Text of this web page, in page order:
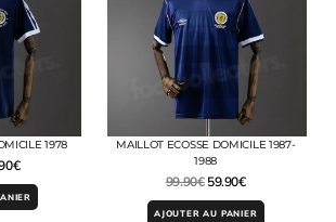
1978
€
MAILLOT ECOSSE DOMICILE 1987-
1988
99.90€ 59.90€
AJOUTER AU PANIER